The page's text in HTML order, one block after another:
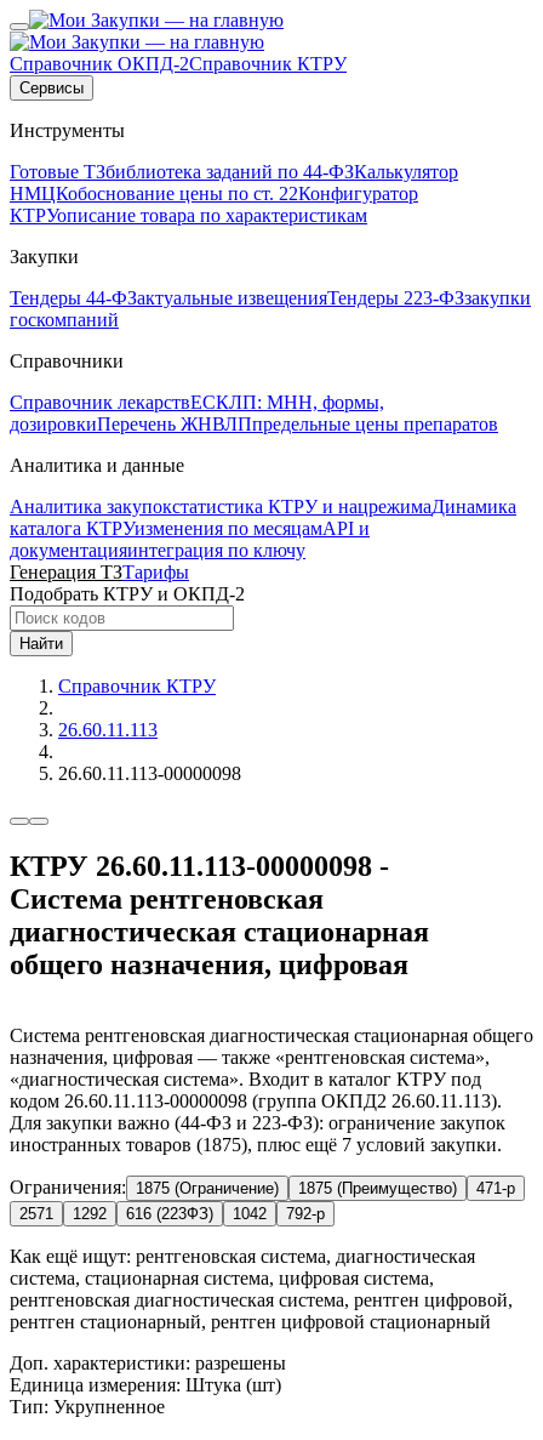
Справочник ОКПД-2Справочник КТРУ
Сервисы
Инструменты
Готовые ТЗбиблиотека заданий по 44-ФЗКалькулятор
НМЦКобоснование цены по ст. 22Конфигуратор
КТРУописание товара по характеристикам
Закупки
Тендеры 44-ФЗактуальные извещенияТендеры 223-ФЗзакупки
госкомпаний
Справочники
Справочник лекарствЕСКЛП: МНН, формы,
дозировкиПеречень ЖНВЛПпредельные цены препаратов
Аналитика и данные
Аналитика закупокстатистика КТРУ и нацрежимаДинамика
каталога КТРУизменения по месяцамAPI и
документацияинтеграция по ключу
Генерация ТЗТарифы
Подобрать КТРУ и ОКПД-2
Найти
Справочник КТРУ
26.60.11.113
26.60.11.113-00000098
КТРУ 26.60.11.113-00000098 -
Система рентгеновская
диагностическая стационарная
общего назначения, цифровая
Система рентгеновская диагностическая стационарная общего
назначения, цифровая — также «рентгеновская система»,
«диагностическая система». Входит в каталог КТРУ под
кодом 26.60.11.113-00000098 (группа ОКПД2 26.60.11.113).
Для закупки важно (44-ФЗ и 223-ФЗ): ограничение закупок
иностранных товаров (1875), плюс ещё 7 условий закупки.
Ограничения: 1875 (Ограничение) 1875 (Преимущество)
471-р
2571
1292 616 (223ФЗ) 1042 792-р
Как ещё ищут: рентгеновская система, диагностическая
система, стационарная система, цифровая система,
рентгеновская диагностическая система, рентген цифровой,
рентген стационарный, рентген цифровой стационарный
Доп. характеристики: разрешены
Единица измерения: Штука (шт)
Тип: Укрупненное